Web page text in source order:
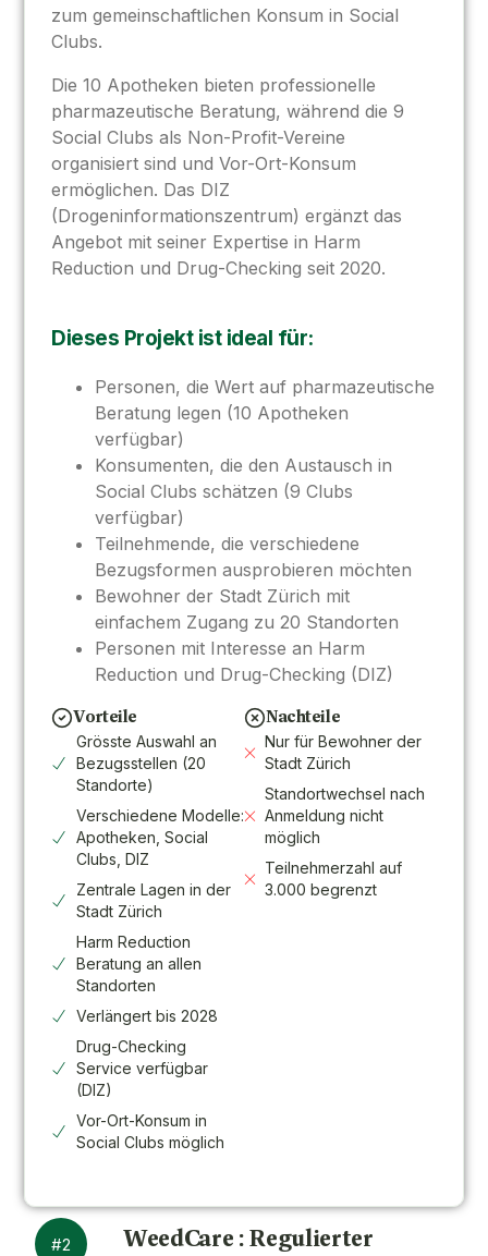
zum gemeinschaftlichen Konsum in Social
Clubs.
Die 10 Apotheken bieten professionelle
pharmazeutische Beratung, während die 9
Social Clubs als Non-Profit-Vereine
organisiert sind und Vor-Ort-Konsum
ermöglichen. Das DIZ
(Drogeninformationszentrum) ergänzt das
Angebot mit seiner Expertise in Harm
Reduction und Drug-Checking seit 2020.
Dieses Projekt ist ideal für:
Personen, die Wert auf pharmazeutische
Beratung legen (10 Apotheken
verfügbar)
Konsumenten, die den Austausch in
Social Clubs schätzen (9 Clubs
verfügbar)
Teilnehmende, die verschiedene
Bezugsformen ausprobieren möchten
Bewohner der Stadt Zürich mit
einfachem Zugang zu 20 Standorten
Personen mit Interesse an Harm
Reduction und Drug-Checking (DIZ)
Vorteile
Grösste Auswahl an
Bezugsstellen (20
Standorte)
Verschiedene Modelle:
Apotheken, Social
Clubs, DIZ
Zentrale Lagen in der
Stadt Zürich
Harm Reduction
Beratung an allen
Standorten
Verlängert bis 2028
Drug-Checking
Service verfügbar
(DIZ)
Vor-Ort-Konsum in
Social Clubs möglich
Nachteile
Nur für Bewohner der
Stadt Zürich
Standortwechsel nach
Anmeldung nicht
möglich
Teilnehmerzahl auf
3.000 begrenzt
#2
WeedCare : Regulierter